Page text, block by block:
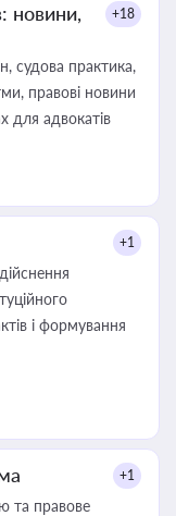
новини,
+18
судова практика,
правові новини
для адвокатів
+1
і формування
+1
та правове